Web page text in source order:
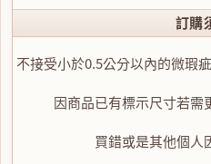
訂購
不接受小於0.5公分以內的微瑕
因商品已有標示尺寸若需
買錯或是其他個人